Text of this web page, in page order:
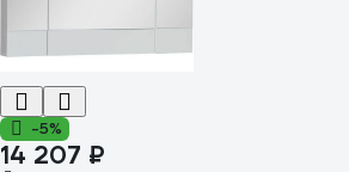
-5%
14 207 ₽